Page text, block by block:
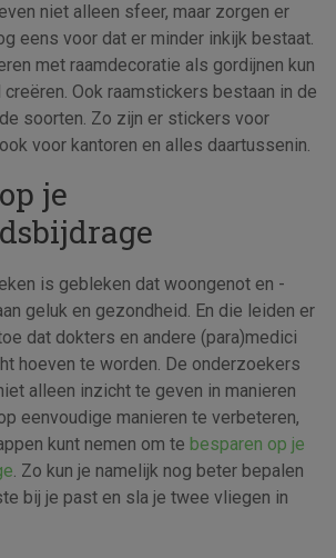
niet alleen sfeer, maar zorgen er
eens voor dat er minder inkijk bestaat.
met raamdecoratie als gordijnen kun
Ook raamstickers bestaan in de
soorten. Zo zijn er stickers voor
voor kantoren en alles daartussenin.
je
is gebleken dat woongenot en -
geluk en gezondheid. En die leiden er
dat dokters en andere (para)medici
hoeven te worden. De onderzoekers
alleen inzicht te geven in manieren
eenvoudige manieren te verbeteren,
kunt nemen om te besparen op je
. Zo kun je namelijk nog beter bepalen
bij je past en sla je twee vliegen in